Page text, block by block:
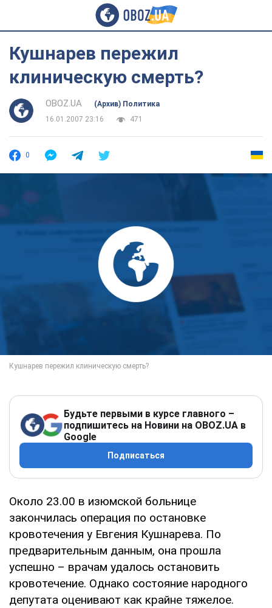
Кушнарев пережил
клиническую смерть?
OBOZ.UA
(Архив) Политика
16.01.2007 23:16
471
0
Будьте первыми в курсе главного –
подпишитесь на Новини на OBOZ.UA в
Google
Подписаться
Около 23.00 в изюмской больнице
закончилась операция по остановке
кровотечения у Евгения Кушнарева. По
предварительным данным, она прошла
успешно – врачам удалось остановить
кровотечение. Однако состояние народного
депутата оценивают как крайне тяжелое.